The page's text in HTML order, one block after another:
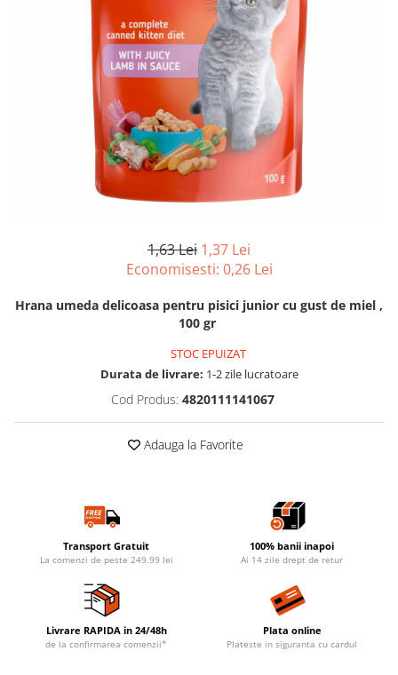
Hrana uscata
Hrana uscata caini
Cosmetica & produse de igiena
Covorase & Scutece
Solutii oftalmice
Hrana umeda
Hrana uscata
Hrana umeda pisici
Pisica Sterilizata
Recompense pisici
1,63 Lei 1,37 Lei
Economisesti: 0,26 Lei
Hrana umeda delicoasa pentru pisici junior cu gust de miel ,
100 gr
STOC EPUIZAT
Durata de livrare: 1-2 zile lucratoare
Cod Produs: 4820111141067
Adauga la Favorite
Transport Gratuit
La comenzi de peste 249.99 lei
100% banii inapoi
Ai 14 zile drept de retur
Livrare RAPIDA in 24/48h
de la confirmarea comenzii*
Plata online
Plateste in siguranta cu cardul